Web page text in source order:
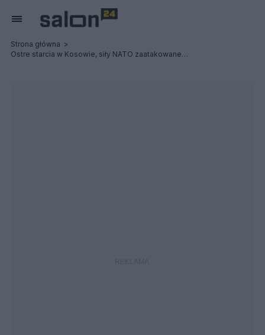
Strona główna
Ostre starcia w Kosowie, siły NATO zaatakowane. Malowano symbol "Z" na pojazdach